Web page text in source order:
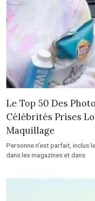
Le Top 50 Des
Célébrités Prises
Maquillage
Personne n’est parfait, inclus
dans les magazines et dans